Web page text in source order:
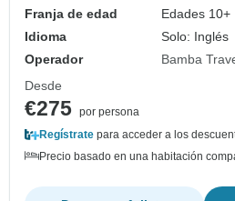
Franja de edad
Edades 10+
Idioma
Solo: Inglés
Operador
Bamba
Desde
€275 por persona
Regístrate para acceder a los
Precio basado en una habitación